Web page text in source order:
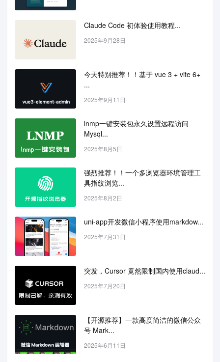
Claude Code 初体验使用教程...
2025年9月28日
今天特别推荐！！基于 vue 3 + vite 6+
...
2025年9月11日
lnmp一键安装包永久设置远程访问
Mysql...
2025年8月5日
强烈推荐！！一个多浏览器环境管理工
具指纹浏览...
2025年8月2日
uni-app开发微信小程序使用markdow...
2025年7月31日
突发，Cursor 竟然限制国内使用claud...
2025年7月20日
【开源推荐】一款高度简洁的微信公众
号 Mark...
2025年6月11日